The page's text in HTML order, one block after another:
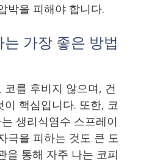
박을 피해야 합니다.
가장 좋은 방법
를 후비지 않으며, 건
핵심입니다. 또한, 코
생리식염수 스프레이
극을 피하는 것도 큰 도
을 통해 자주 나는 코피